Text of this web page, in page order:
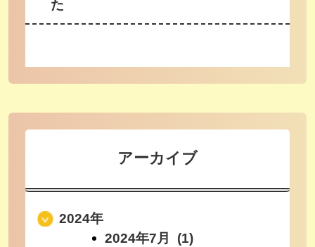
た
アーカイブ
2024年
2024年7月 (1)